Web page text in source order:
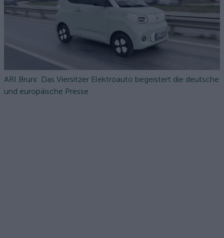
ARI Bruni: Das Viersitzer Elektroauto begeistert die deutsche
und europäische Presse